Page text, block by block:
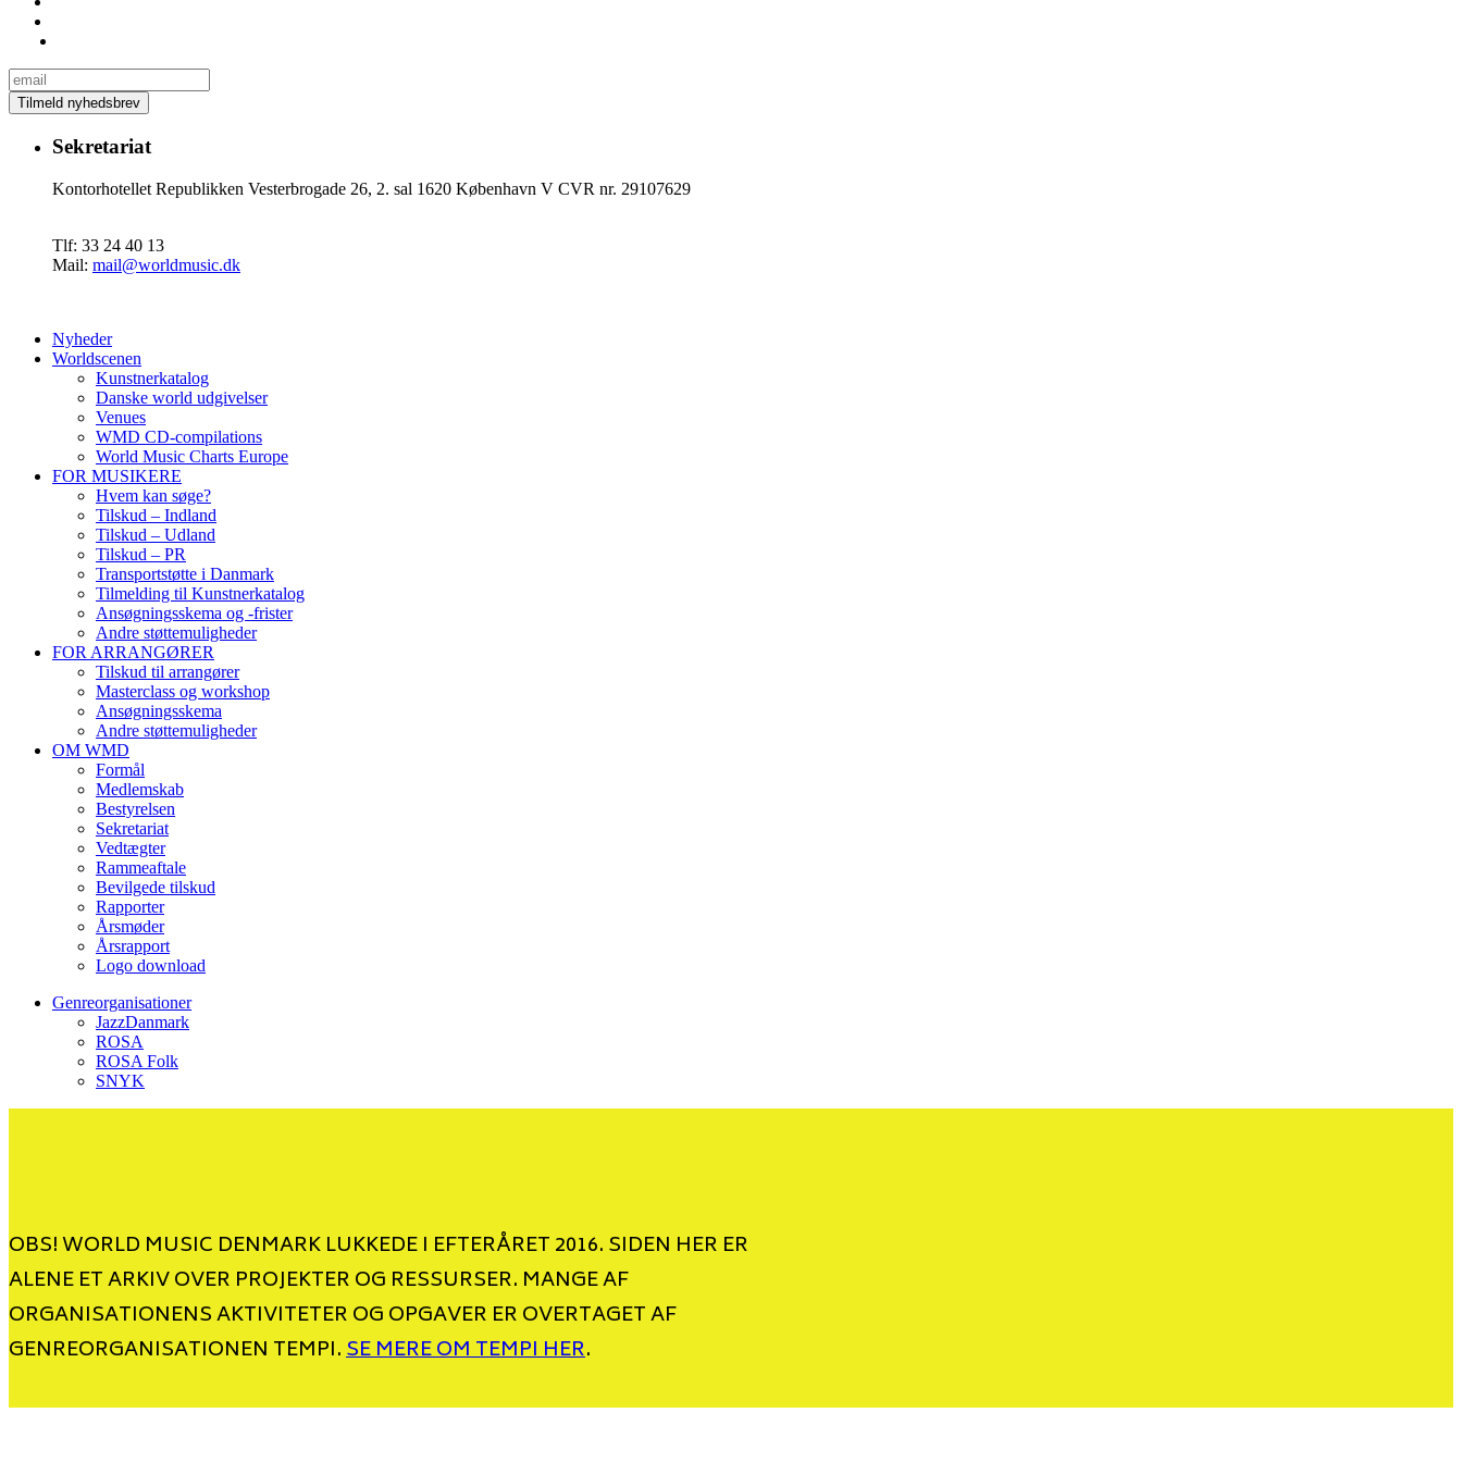
Sekretariat
Kontorhotellet Republikken Vesterbrogade 26, 2. sal 1620 København V CVR nr. 29107629
Tlf: 33 24 40 13
Mail: mail@worldmusic.dk
Nyheder
Worldscenen
Kunstnerkatalog
Danske world udgivelser
Venues
WMD CD-compilations
World Music Charts Europe
FOR MUSIKERE
Hvem kan søge?
Tilskud – Indland
Tilskud – Udland
Tilskud – PR
Transportstøtte i Danmark
Tilmelding til Kunstnerkatalog
Ansøgningsskema og -frister
Andre støttemuligheder
FOR ARRANGØRER
Tilskud til arrangører
Masterclass og workshop
Ansøgningsskema
Andre støttemuligheder
OM WMD
Formål
Medlemskab
Bestyrelsen
Sekretariat
Vedtægter
Rammeaftale
Bevilgede tilskud
Rapporter
Årsmøder
Årsrapport
Logo download
Genreorganisationer
JazzDanmark
ROSA
ROSA Folk
SNYK
OBS! WORLD MUSIC DENMARK LUKKEDE I EFTERÅRET 2016. SIDEN HER ER
ALENE ET ARKIV OVER PROJEKTER OG RESSURSER. MANGE AF
ORGANISATIONENS AKTIVITETER OG OPGAVER ER OVERTAGET AF
GENREORGANISATIONEN TEMPI.SE MERE OM TEMPI HER.